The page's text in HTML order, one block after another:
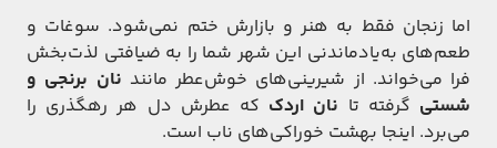
اما زنجان فقط به هنر و بازارش ختم نمی‌شود. سوغات و
طعم‌های به‌یادماندنی این شهر شما را به ضیافتی لذت‌بخش
فرا می‌خواند. از شیرینی‌های خوش‌عطر مانند نان برنجی و
شستی گرفته تا نان اردک که عطرش دل هر رهگذری را
می‌برد. اینجا بهشت خوراکی‌های ناب است.